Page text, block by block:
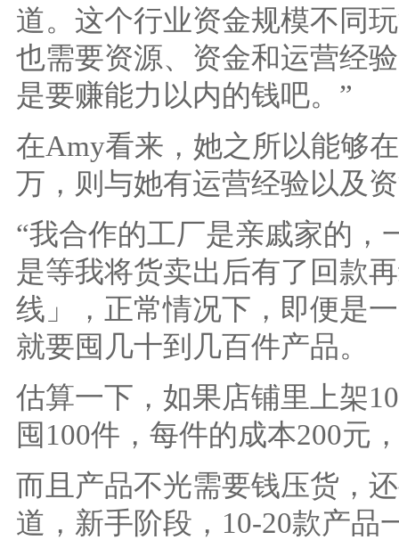
道。这个行业资金规模不同
也需要资源、资金和运营经
是要赚能力以内的钱吧。”
在Amy看来，她之所以能够
万，则与她有运营经验以及
“我合作的工厂是亲戚家的，
是等我将货卖出后有了回款
线」，正常情况下，即便是
就要囤几十到几百件产品。
估算一下，如果店铺里上架
囤100件，每件的成本200元
而且产品不光需要钱压货，
道，新手阶段，10-20款产品